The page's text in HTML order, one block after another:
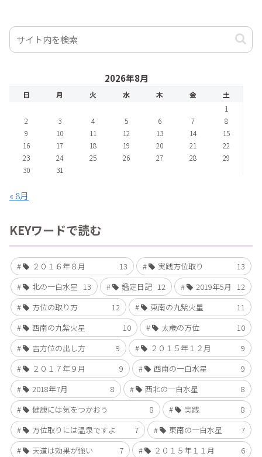
2026年8月
日 月 火 水 木 金
土
1
2
3 4 5 6 7
8
9
10 11 12 13 14
15
16
17 18 19 20 21
22
23
24 25 26 27 28
29
30
31
« 8月
KEYワードで読む
２０１６年８月 13 実践方位取り
13
北の一白水星 13 鑑定日記 12 2019年5月
12
方位の取り方
12 東南の九紫火星
11
西南の九紫火星
10 太歳の方位
10
吉方位の出し方
9 ２０１５年１２月
9
２０１７年９月
9 西南の一白水星
9
2018年7月
8 西北の一白水星
8
健康には気をつかおう
8 実践
8
方位取りには温泉ですよ
7 東南の一白水星
7
天道は効果が強い
7 ２０１５年１１月 6